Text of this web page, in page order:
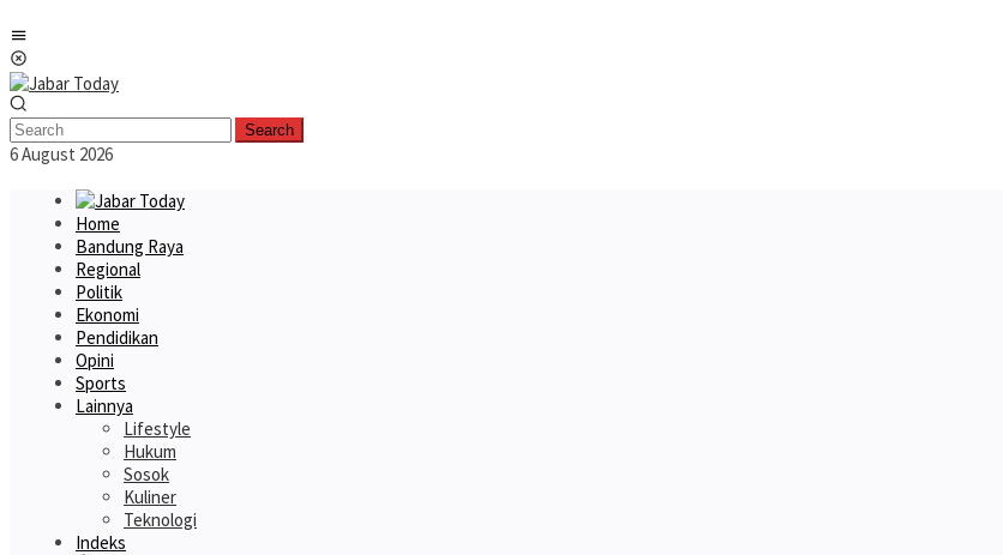
to
content
Search
6 August 2026
Home
Bandung Raya
Regional
Politik
Ekonomi
Pendidikan
Opini
Sports
Lainnya
Lifestyle
Hukum
Sosok
Kuliner
Teknologi
Indeks